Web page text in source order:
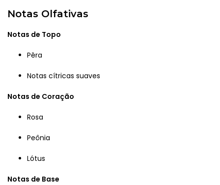
Notas Olfativas
Notas de Topo
Pêra
Notas cítricas suaves
Notas de Coração
Rosa
Peônia
Lótus
Notas de Base